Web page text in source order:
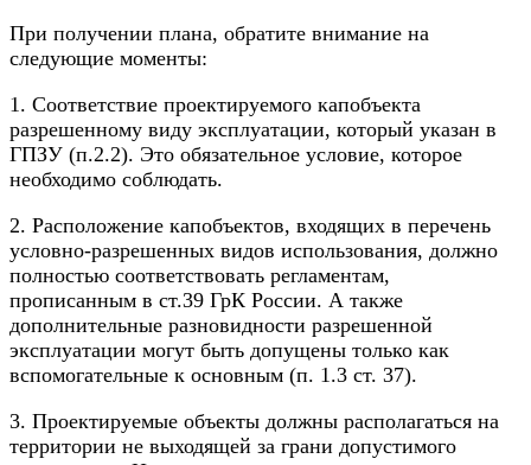
При получении плана, обратите внимание на
следующие моменты:
1. Соответствие проектируемого капобъекта
разрешенному виду эксплуатации, который указан в
ГПЗУ (п.2.2). Это обязательное условие, которое
необходимо соблюдать.
2. Расположение капобъектов, входящих в перечень
условно-разрешенных видов использования, должно
полностью соответствовать регламентам,
прописанным в ст.39 ГрК России. А также
дополнительные разновидности разрешенной
эксплуатации могут быть допущены только как
вспомогательные к основным (п. 1.3 ст. 37).
3. Проектируемые объекты должны располагаться на
территории не выходящей за грани допустимого